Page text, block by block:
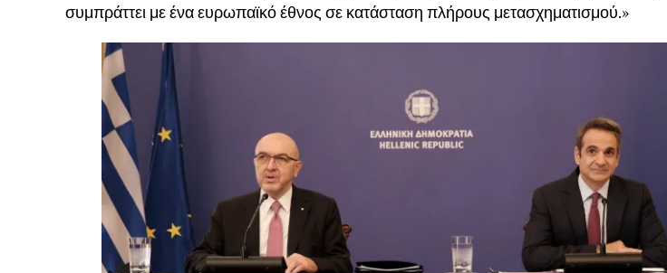
συμπράττει με ένα ευρωπαϊκό έθνος σε κατάσταση πλήρους μετασχηματισμού.»